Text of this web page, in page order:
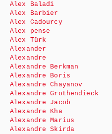
Alex Baladi
Alex Barbier
Alex Cadourcy
Alex pense
Alex Türk
Alexander
Alexandre
Alexandre Berkman
Alexandre Boris
Alexandre Chayanov
Alexandre Grothendieck
Alexandre Jacob
Alexandre Kha
Alexandre Marius
Alexandre Skirda